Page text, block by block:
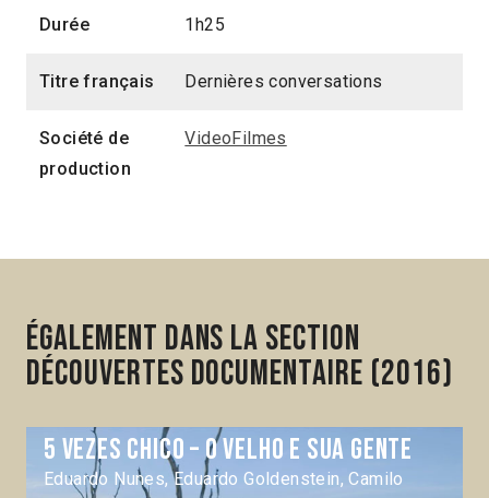
Durée 1h25
Titre français Dernières conversations
Société de
production
VideoFilmes
Également dans la section
Découvertes Documentaire (2016)
5 Vezes Chico – O Velho e sua gente
Eduardo Nunes, Eduardo Goldenstein, Camilo